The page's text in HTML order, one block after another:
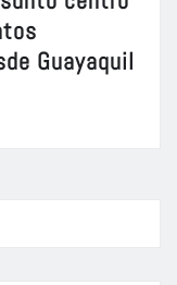
Guayaquil